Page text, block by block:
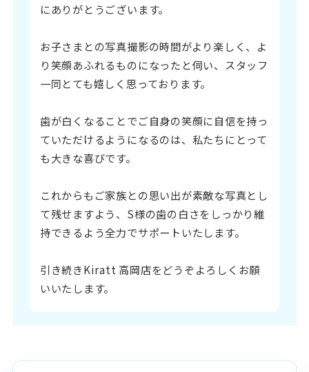
にありがとうございます。
お子さまとの写真撮影の時間がより楽しく、よ
り笑顔あふれるものになったと伺い、スタッフ
一同とても嬉しく思っております。
歯が白くなることでご自身の笑顔に自信を持っ
ていただけるようになるのは、私たちにとって
も大きな喜びです。
これからもご家族との思い出が素敵な写真とし
て残せますよう、S様の歯の白さをしっかり維
持できるよう全力でサポートいたします。
引き続きKiratt 高岡店をどうぞよろしくお願
いいたします。